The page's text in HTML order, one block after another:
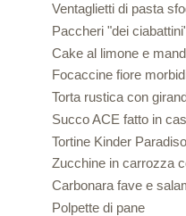
Ventaglietti di pasta
Paccheri "dei
Cake al limone e
Focaccine fiore
Torta rustica con
Succo ACE fatto in
Tortine Kinder
Zucchine in carrozza
Carbonara fave e
Polpette di pane